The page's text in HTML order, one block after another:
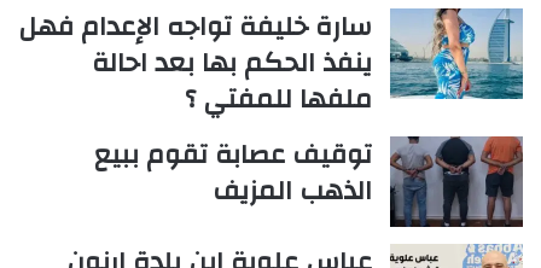
سارة خليفة تواجه الإعدام فهل
ينفذ الحكم بها بعد احالة
ملفها للمفتي ؟
توقيف عصابة تقوم ببيع
الذهب المزيف